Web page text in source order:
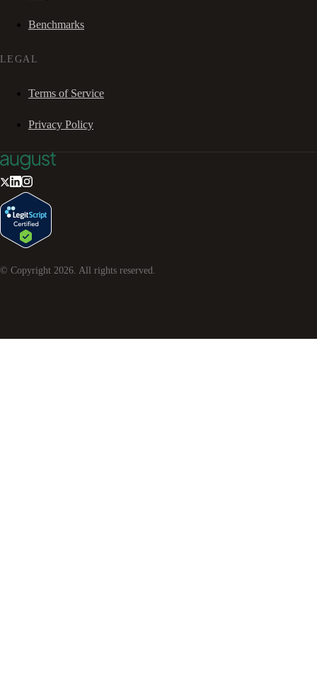
Benchmarks
LEGAL
Terms of Service
Privacy Policy
© Copyright 2026 . All rights reserved.